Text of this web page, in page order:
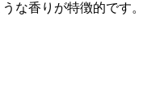
な香りが特徴的です。